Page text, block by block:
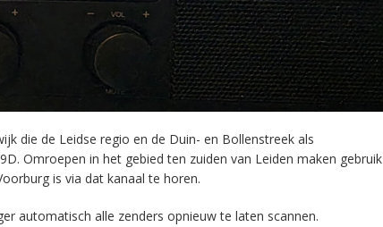
die de Leidse regio en de Duin- en Bollenstreek als
Omroepen in het gebied ten zuiden van Leiden maken gebruik
is via dat kanaal te horen.
automatisch alle zenders opnieuw te laten scannen.